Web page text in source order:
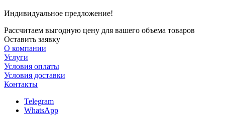
Индивидуальное предложение!
Рассчитаем выгодную цену для вашего объема товаров
Оставить заявку
О компании
Услуги
Условия оплаты
Условия доставки
Контакты
Telegram
WhatsApp